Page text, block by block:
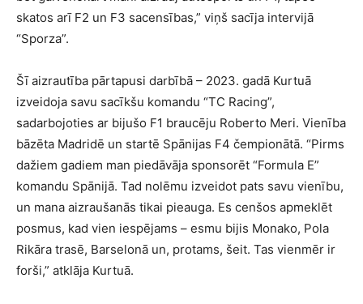
skatos arī F2 un F3 sacensības,” viņš sacīja intervijā
“Sporza”.
Šī aizrautība pārtapusi darbībā – 2023. gadā Kurtuā
izveidoja savu sacīkšu komandu “TC Racing”,
sadarbojoties ar bijušo F1 braucēju Roberto Meri. Vienība
bāzēta Madridē un startē Spānijas F4 čempionātā. “Pirms
dažiem gadiem man piedāvāja sponsorēt “Formula E”
komandu Spānijā. Tad nolēmu izveidot pats savu vienību,
un mana aizraušanās tikai pieauga. Es cenšos apmeklēt
posmus, kad vien iespējams – esmu bijis Monako, Pola
Rikāra trasē, Barselonā un, protams, šeit. Tas vienmēr ir
forši,” atklāja Kurtuā.